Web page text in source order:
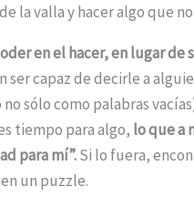
la valla y hacer algo que
en el hacer, en lugar
ser capaz de decirle a
sólo como palabras
tiempo para algo, lo que a
para mí”.Si lo fuera,
un puzzle.